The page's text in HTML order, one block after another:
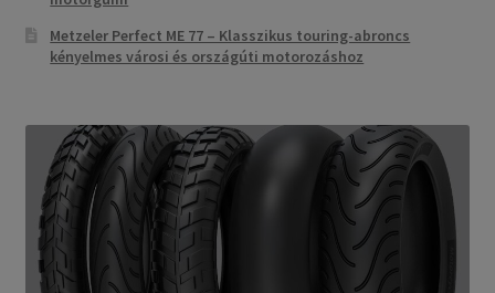
Metzeler Perfect ME 77 – Klasszikus touring-abroncs
kényelmes városi és országúti motorozáshoz